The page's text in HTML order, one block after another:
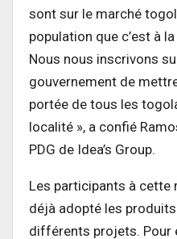
sont sur le marché
population que c’est à
Nous nous inscrivons
gouvernement de
portée de tous les
localité », a confié
PDG de Idea’s Group.
Les participants à cette
déjà adopté les
différents projets. Pour